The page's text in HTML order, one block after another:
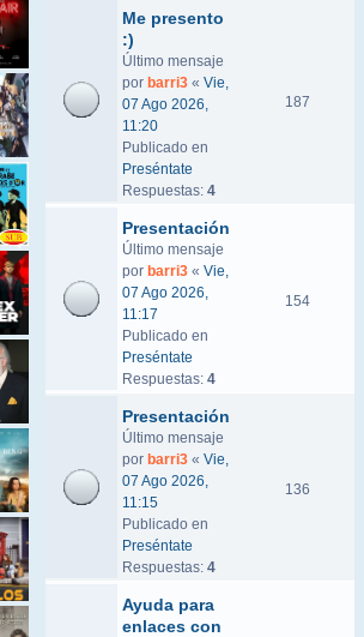
Me presento
:)
Último mensaje
por barri3 « Vie,
07 Ago 2026,
11:20
Publicado en
Preséntate
Respuestas: 4
187
Presentación
Último mensaje
por barri3 « Vie,
07 Ago 2026,
11:17
Publicado en
Preséntate
Respuestas: 4
154
Presentación
Último mensaje
por barri3 « Vie,
07 Ago 2026,
11:15
Publicado en
Preséntate
Respuestas: 4
136
Ayuda para
enlaces con